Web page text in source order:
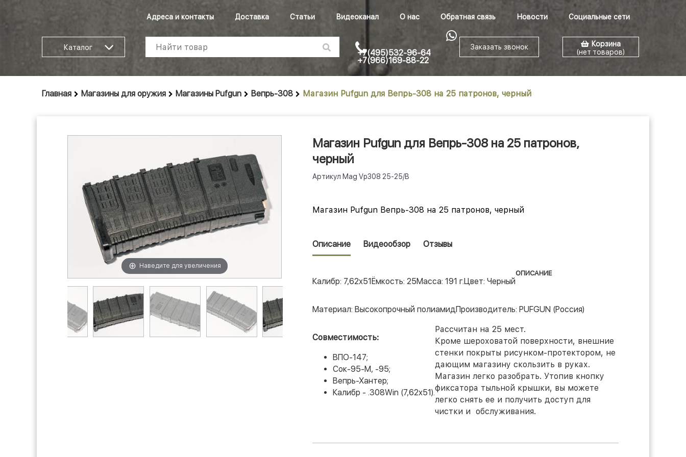
Адреса и контакты Доставка Статьи Видеоканал О нас Обратная связь Новости Социальные сети
Каталог
+7(495)532-96-64
+7(966)169-88-22
Заказать звонок
Корзина
(нет товаров)
Главная Магазины для оружия Магазины Pufgun Вепрь-308 Магазин Pufgun для Вепрь-308 на 25 патронов, черный
Наведите для увеличения
Магазин Pufgun для Вепрь-308 на 25 патронов,
черный
Артикул Mag Vp308 25-25/B
Магазин Pufgun Вепрь-308 на 25 патронов, черный
Описание Видеообзор Отзывы
Калибр: 7,62x51 Ёмкость: 25Масса: 191 г.Цвет: Черный
Материал: Высокопрочный полиамидПроизводитель: PUFGUN (Россия)
Совместимость:
ВПО-147;
Сок-95-М, -95;
Вепрь-Хантер;
Калибр - .308Win (7,62х51).
ОПИСАНИЕ
Рассчитан на 25 мест.
Кроме шероховатой поверхности, внешние
стенки покрыты рисунком-протектором, не
дающим магазину скользить в руках.
Магазин легко разобрать. Утопив кнопку
фиксатора тыльной крышки, вы можете
легко снять ее и получить доступ для
чистки и обслуживания.